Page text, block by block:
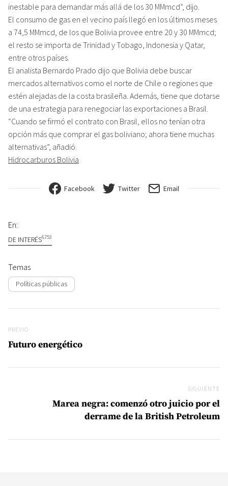
inestable para demandar más allá de los 30 MMmcd”, dijo.
El consumo de gas en el vecino país llegó en los últimos meses
a 74,5 MMmcd, de los que Bolivia provee entre 20 y 30 MMmcd;
el resto se importa de Trinidad y Tobago, Indonesia y Qatar,
entre otros países.
El analista Bernardo Prado dijo que Bolivia debe buscar
mercados alternativos como el norte de Chile o regiones que
estén alejadas de la costa brasileña. Además, tiene que dotarse
de una estrategia para renegociar las exportaciones a Brasil.
“Cuando se firmó el contrato con Brasil, ellos no tenían otra
opción más que comprar el gas boliviano; ahora tiene muchas
alternativas”, añadió.
Hidrocarburos Bolivia
Facebook Twitter Email
En:
DE INTERÉS6753
Temas
Políticas públicas
Previo
PREVIO
Futuro energético
SIGUIENTE
Marea negra: comenzó otro juicio por el
derrame de la British Petroleum